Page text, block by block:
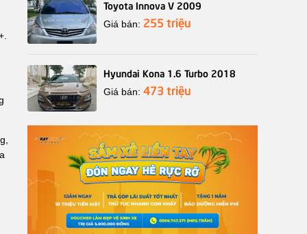
Toyota Innova V 2009
Giá bán: 255 triệu
Hyundai Kona 1.6 Turbo 2018
Giá bán: 473 triệu